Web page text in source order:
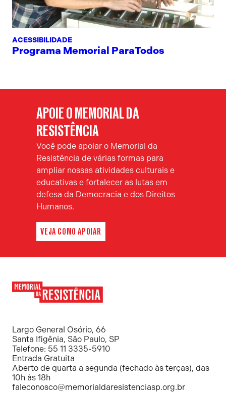
ACESSIBILIDADE
Programa Memorial ParaTodos
APOIE O MEMORIAL DA
RESISTÊNCIA
Você pode apoiar o Memorial da
Resistência de várias formas para
ampliar nossas atividades culturais e
educativas e fortalecer as lutas em
defesa da Democracia e dos Direitos
Humanos.
VEJA COMO APOIAR
Resistência
Largo General Osório, 66
Santa Ifigênia, São Paulo, SP
Telefone: 55 11 3335-5910
Entrada Gratuita
Aberto de quarta a segunda (fechado às terças), das
10h às 18h
faleconosco@memorialdaresistenciasp.org.br